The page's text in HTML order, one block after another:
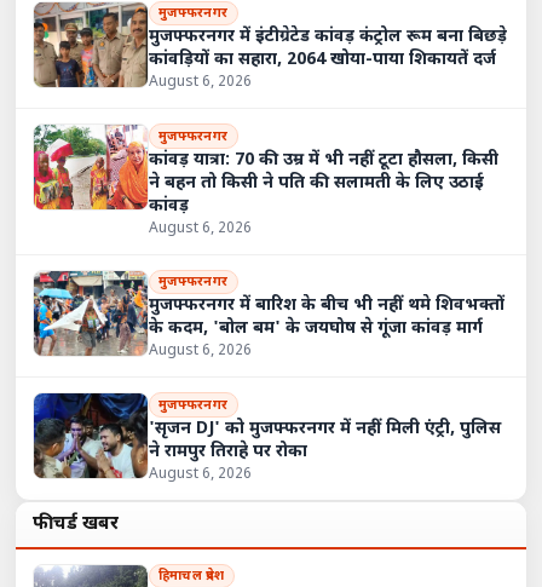
मुजफ्फरनगर
मुजफ्फरनगर में इंटीग्रेटेड कांवड़ कंट्रोल रूम बना बिछड़े
कांवड़ियों का सहारा, 2064 खोया-पाया शिकायतें दर्ज
August 6, 2026
मुजफ्फरनगर
कांवड़ यात्रा: 70 की उम्र में भी नहीं टूटा हौसला, किसी
ने बहन तो किसी ने पति की सलामती के लिए उठाई
कांवड़
August 6, 2026
मुजफ्फरनगर
मुजफ्फरनगर में बारिश के बीच भी नहीं थमे शिवभक्तों
के कदम, 'बोल बम' के जयघोष से गूंजा कांवड़ मार्ग
August 6, 2026
मुजफ्फरनगर
'सृजन DJ' को मुजफ्फरनगर में नहीं मिली एंट्री, पुलिस
ने रामपुर तिराहे पर रोका
August 6, 2026
फीचर्ड खबरें
हिमाचल प्रदेश